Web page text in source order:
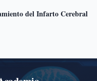
del Infarto Cerebral